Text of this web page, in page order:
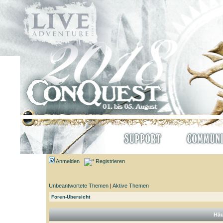
Anmelden Registrieren
Unbeantwortete Themen | Aktive Themen
Foren-Übersicht